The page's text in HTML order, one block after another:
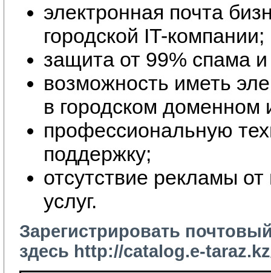
электронная почта
городской IT-компании;
защита от 99% спама
возможность иметь
в городском доменном
профессиональную
поддержку;
отсутствие рекламы
услуг.
Зарегистрировать
здесь http://catalog.e-